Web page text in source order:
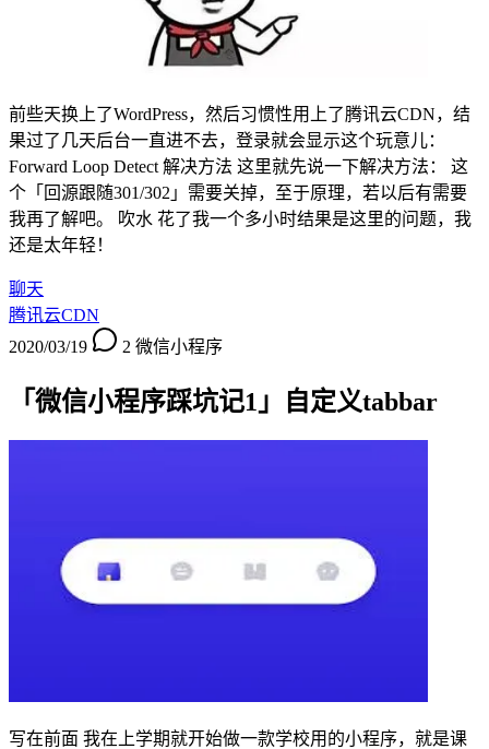
前些天换上了WordPress，然后习惯性用上了腾讯云CDN，结
果过了几天后台一直进不去，登录就会显示这个玩意儿：
Forward Loop Detect 解决方法 这里就先说一下解决方法： 这
个「回源跟随301/302」需要关掉，至于原理，若以后有需要
我再了解吧。 吹水 花了我一个多小时结果是这里的问题，我
还是太年轻！
聊天
腾讯云CDN
2020/03/19
2 微信小程序
「微信小程序踩坑记1」自定义tabbar
写在前面 我在上学期就开始做一款学校用的小程序，就是课